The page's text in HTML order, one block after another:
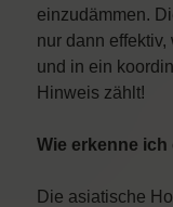
einzudämmen.
nur dann
und in ein
Hinweis zählt!
Wie erkenne
Die asiatische